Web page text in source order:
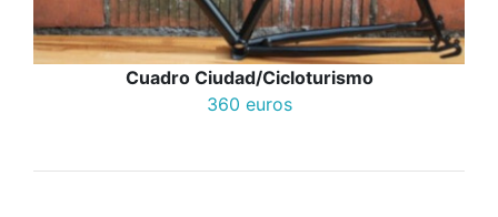
Cuadro Ciudad/Cicloturismo
360 euros